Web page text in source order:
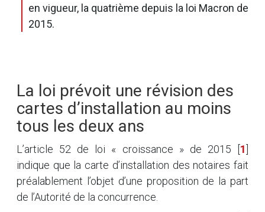
en vigueur, la quatrième depuis la loi Macron de
2015.
La loi prévoit une révision des
cartes d’installation au moins
tous les deux ans
L’article 52 de loi « croissance » de 2015 1
indique que la carte d’installation des notaires fait
préalablement l’objet d’une proposition de la part
de l’Autorité de la concurrence.